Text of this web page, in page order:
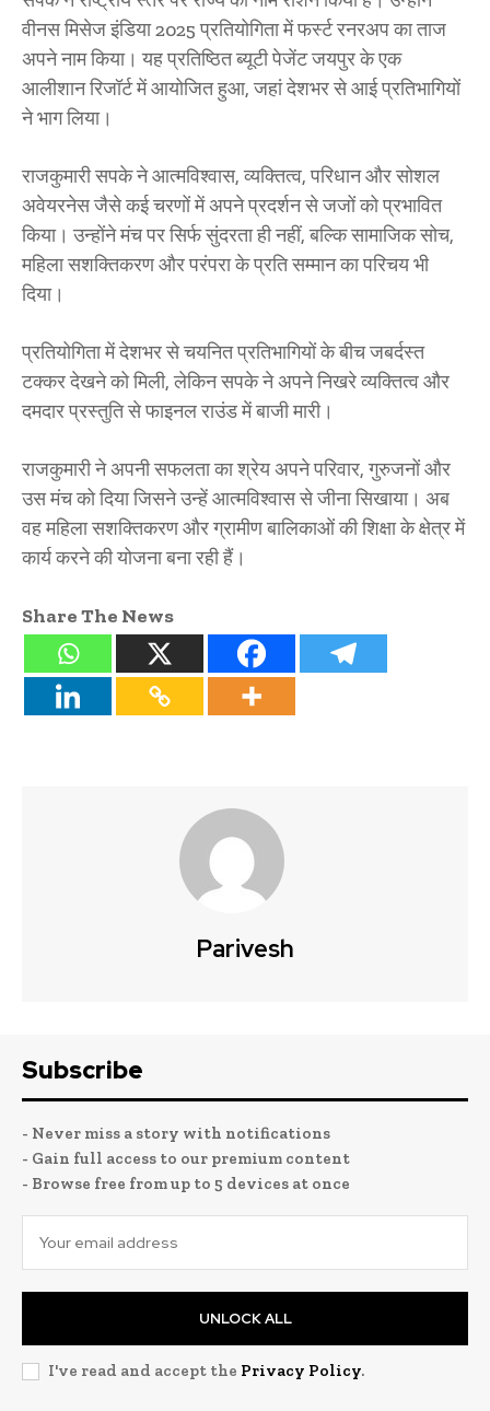
वीनस मिसेज इंडिया 2025 प्रतियोगिता में फर्स्ट रनरअप का ताज
अपने नाम किया। यह प्रतिष्ठित ब्यूटी पेजेंट जयपुर के एक
आलीशान रिजॉर्ट में आयोजित हुआ, जहां देशभर से आई प्रतिभागियों
ने भाग लिया।
राजकुमारी सपके ने आत्मविश्वास, व्यक्तित्व, परिधान और सोशल
अवेयरनेस जैसे कई चरणों में अपने प्रदर्शन से जजों को प्रभावित
किया। उन्होंने मंच पर सिर्फ सुंदरता ही नहीं, बल्कि सामाजिक सोच,
महिला सशक्तिकरण और परंपरा के प्रति सम्मान का परिचय भी
दिया।
प्रतियोगिता में देशभर से चयनित प्रतिभागियों के बीच जबर्दस्त
टक्कर देखने को मिली, लेकिन सपके ने अपने निखरे व्यक्तित्व और
दमदार प्रस्तुति से फाइनल राउंड में बाजी मारी।
राजकुमारी ने अपनी सफलता का श्रेय अपने परिवार, गुरुजनों और
उस मंच को दिया जिसने उन्हें आत्मविश्वास से जीना सिखाया। अब
वह महिला सशक्तिकरण और ग्रामीण बालिकाओं की शिक्षा के क्षेत्र में
कार्य करने की योजना बना रही हैं।
Share The News
Parivesh
Subscribe
- Never miss a story with notifications
- Gain full access to our premium content
- Browse free from up to 5 devices at once
UNLOCK ALL
I've read and accept the Privacy Policy.